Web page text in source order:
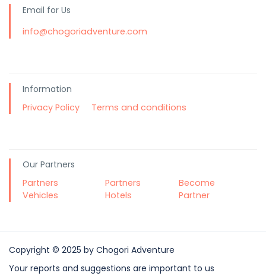
Email for Us
info@chogoriadventure.com
Information
Privacy Policy
Terms and conditions
Our Partners
Partners
Vehicles
Partners
Hotels
Become
Partner
Copyright © 2025 by Chogori Adventure
Your reports and suggestions are important to us